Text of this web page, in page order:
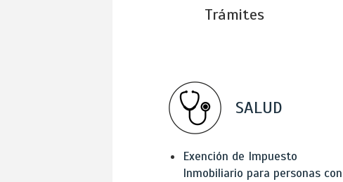
Trámites
SALUD
Exención de Impuesto
Inmobiliario para personas con